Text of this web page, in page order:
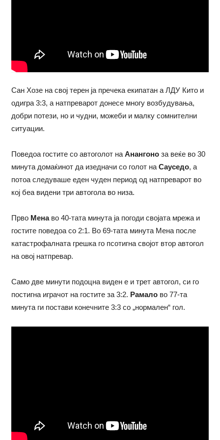
Сан Хозе на свој терен ја пречека екипатан а ЛДУ Кито и
одигра 3:3, а натпреварот донесе многу возбудувања,
добри потези, но и чудни, можеби и малку сомнителни
ситуации.
Поведоа гостите со автоголот на Анангоноза веќе во 30
минута домаќинот да изедначи со голот на Сауседо, а
потоа следуваше еден чуден период од натпреварот во
кој беа видени три автогола во низа.
Прво Менаво 40-тата минута ја погоди својата мрежа и
гостите поведоа со 2:1. Во 69-тата минута Мена после
катастрофалната грешка го псотигна својот втор автогол
на овој натпревар.
Само две минути подоцна виден е и трет автогол, си го
постигна играчот на гостите за 3:2. Рамалово 77-та
минута ги постави конечните 3:3 со „нормален“ гол.